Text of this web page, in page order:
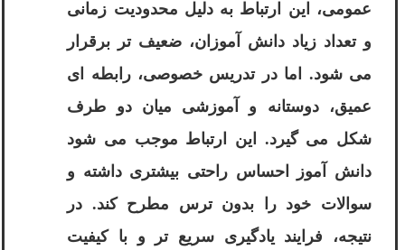
عمومی، این ارتباط به دلیل محدودیت زمانی
و تعداد زیاد دانش آموزان، ضعیف تر برقرار
می شود. اما در تدریس خصوصی، رابطه ای
عمیق، دوستانه و آموزشی میان دو طرف
شکل می گیرد. این ارتباط موجب می شود
دانش آموز احساس راحتی بیشتری داشته و
سوالات خود را بدون ترس مطرح کند. در
نتیجه، فرایند یادگیری سریع تر و با کیفیت